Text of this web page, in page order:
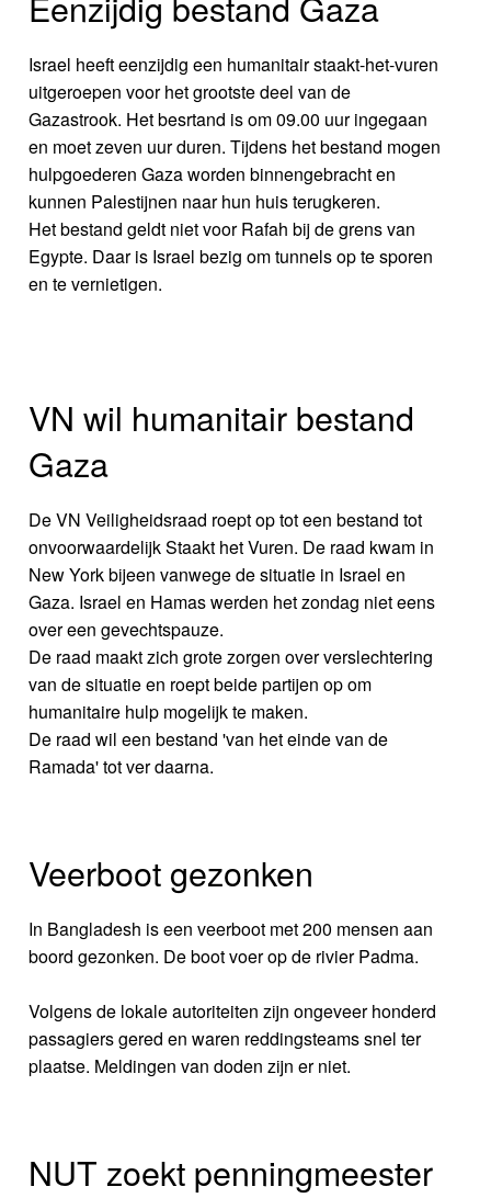
Israel heeft eenzijdig een humanitair staakt-het-vuren
uitgeroepen voor het grootste deel van de
Gazastrook. Het besrtand is om 09.00 uur ingegaan
en moet zeven uur duren. Tijdens het bestand mogen
hulpgoederen Gaza worden binnengebracht en
kunnen Palestijnen naar hun huis terugkeren.
Het bestand geldt niet voor Rafah bij de grens van
Egypte. Daar is Israel bezig om tunnels op te sporen
en te vernietigen.
VN wil humanitair bestand
Gaza
De VN Veiligheidsraad roept op tot een bestand tot
onvoorwaardelijk Staakt het Vuren. De raad kwam in
New York bijeen vanwege de situatie in Israel en
Gaza. Israel en Hamas werden het zondag niet eens
over een gevechtspauze.
De raad maakt zich grote zorgen over verslechtering
van de situatie en roept beide partijen op om
humanitaire hulp mogelijk te maken.
De raad wil een bestand 'van het einde van de
Ramada' tot ver daarna.
Veerboot gezonken
In Bangladesh is een veerboot met 200 mensen aan
boord gezonken. De boot voer op de rivier Padma.
Volgens de lokale autoriteiten zijn ongeveer honderd
passagiers gered en waren reddingsteams snel ter
plaatse. Meldingen van doden zijn er niet.
NUT zoekt penningmeester